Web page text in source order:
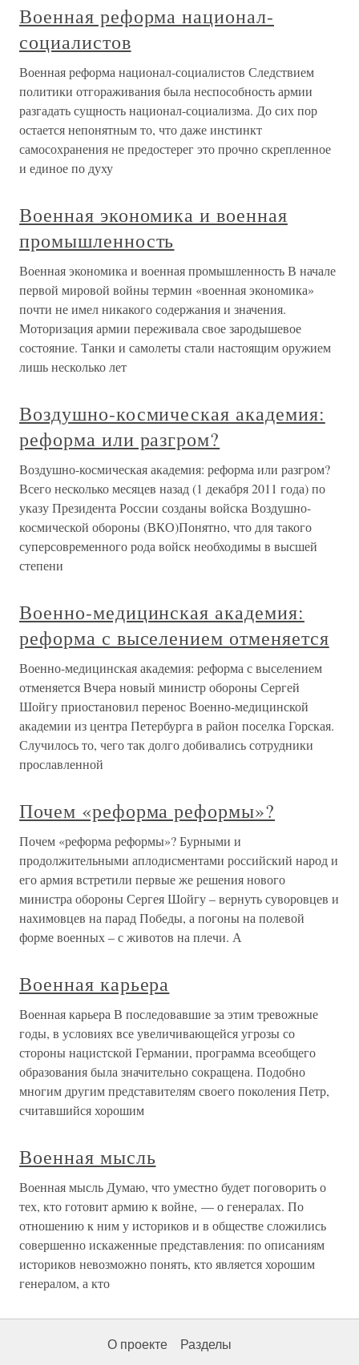
Военная реформа национал-
социалистов
Военная реформа национал-социалистов Следствием
политики отгораживания была неспособность армии
разгадать сущность национал-социализма. До сих пор
остается непонятным то, что даже инстинкт
самосохранения не предостерег это прочно скрепленное
и единое по духу
Военная экономика и военная
промышленность
Военная экономика и военная промышленность В начале
первой мировой войны термин «военная экономика»
почти не имел никакого содержания и значения.
Моторизация армии переживала свое зародышевое
состояние. Танки и самолеты стали настоящим оружием
лишь несколько лет
Воздушно-космическая академия:
реформа или разгром?
Воздушно-космическая академия: реформа или разгром?
Всего несколько месяцев назад (1 декабря 2011 года) по
указу Президента России созданы войска Воздушно-
космической обороны (ВКО)Понятно, что для такого
суперсовременного рода войск необходимы в высшей
степени
Военно-медицинская академия:
реформа с выселением отменяется
Военно-медицинская академия: реформа с выселением
отменяется Вчера новый министр обороны Сергей
Шойгу приостановил перенос Военно-медицинской
академии из центра Петербурга в район поселка Горская.
Случилось то, чего так долго добивались сотрудники
прославленной
Почем «реформа реформы»?
Почем «реформа реформы»? Бурными и
продолжительными аплодисментами российский народ и
его армия встретили первые же решения нового
министра обороны Сергея Шойгу – вернуть суворовцев и
нахимовцев на парад Победы, а погоны на полевой
форме военных – с животов на плечи. А
Военная карьера
Военная карьера В последовавшие за этим тревожные
годы, в условиях все увеличивающейся угрозы со
стороны нацистской Германии, программа всеобщего
образования была значительно сокращена. Подобно
многим другим представителям своего поколения Петр,
считавшийся хорошим
Военная мысль
Военная мысль Думаю, что уместно будет поговорить о
тех, кто готовит армию к войне, — о генералах. По
отношению к ним у историков и в обществе сложились
совершенно искаженные представления: по описаниям
историков невозможно понять, кто является хорошим
генералом, а кто
О проекте Разделы